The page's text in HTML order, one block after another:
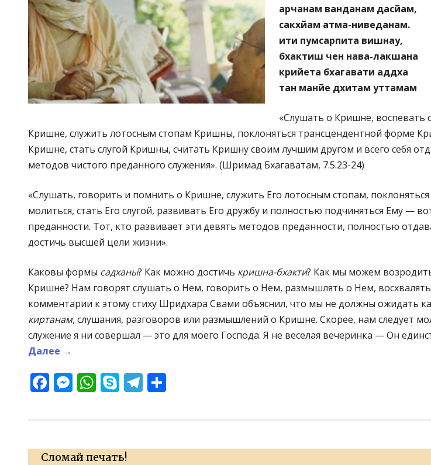
арчанам ванданам дасйам,
сакхйам атма-ниведанам.
ити пумсарпита вишнау,
бхактиш чен нава-лакшана
крийета бхагавати аддха
тан манйе дхитам уттамам
«Слушать о Кришне, воспевать
Кришне, служить лотосным стопам Кришны, поклоняться трансцендентной форме
Кришне, стать слугой Кришны, считать Кришну своим лучшим другом и всего себя
методов чистого преданного служения». (Шримад Бхагаватам, 7.5.23-24)
«Слушать, говорить и помнить о Кришне, служить Его лотосным стопам,
молиться, стать Его слугой, развивать Его дружбу и полностью подчиняться Ему —
преданности. Тот, кто развивает эти девять методов преданности, полностью
достичь высшей цели жизни».
Каковы формы садханы? Как можно достичь кришна-бхакти? Как мы можем
Кришне? Нам говорят слушать о Нем, говорить о Нем, размышлять о Нем,
комментарии к этому стиху Шридхара Свами объяснил, что мы не должны ожидать
киртанам, слушания, разговоров или размышлений о Кришне. Скорее, нам следует
служение я ни совершал — это для моего Господа. Я не веселая вечеринка — Он
Далее →
Facebook
Messenger
WhatsApp
SkypeTelegram
Сломай печать!